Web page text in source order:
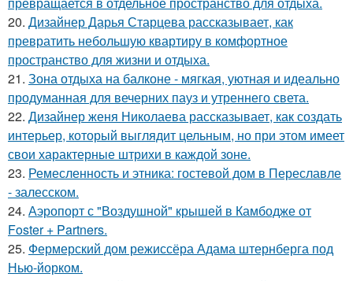
20. Дизайнер Дарья Старцева рассказывает, как
превратить небольшую квартиру в комфортное
пространство для жизни и отдыха.
21. Зона отдыха на балконе - мягкая, уютная и идеально
продуманная для вечерних пауз и утреннего света.
22. Дизайнер женя Николаева рассказывает, как создать
интерьер, который выглядит цельным, но при этом имеет
свои характерные штрихи в каждой зоне.
23. Ремесленность и этника: гостевой дом в Переславле
- залесском.
24. Аэропорт с "Воздушной" крышей в Камбодже от
Foster + Partners.
25. Фермерский дом режиссёра Адама штернберга под
Нью-йорком.